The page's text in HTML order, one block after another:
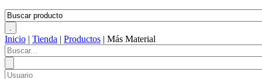
Inicio | Tienda | Productos | Más Material